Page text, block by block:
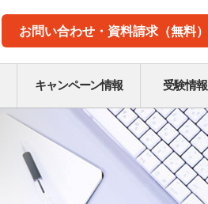
お問い合わせ・資料請求（無料）
キャンペーン情報 受験情報